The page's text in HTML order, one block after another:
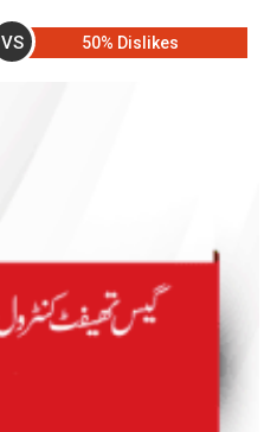
VS 50% Dislikes